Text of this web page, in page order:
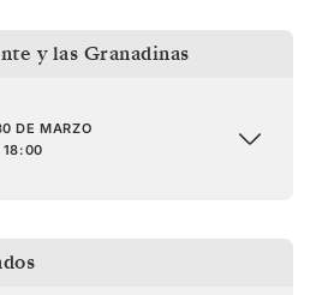
y las Granadinas
DE MARZO